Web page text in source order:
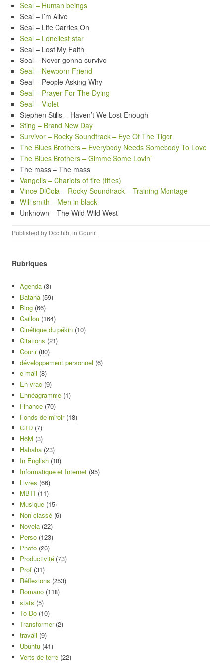
Seal – Human beings
Seal – I’m Alive
Seal – Life Carries On
Seal – Loneliest star
Seal – Lost My Faith
Seal – Never gonna survive
Seal – Newborn Friend
Seal – People Asking Why
Seal – Prayer For The Dying
Seal – Violet
Stephen Stills – Haven’t We Lost Enough
Sting – Brand New Day
Survivor – Rocky Soundtrack – Eye Of The Tiger
The Blues Brothers – Everybody Needs Somebody To Love
The Blues Brothers – Gimme Some Lovin’
The mass – The mass
Vangelis – Chariots of fire (titles)
Vince DiCola – Rocky Soundtrack – Training Montage
Will smith – Men in black
Unknown – The Wild Wild West
Published by Docthib, in Courir.
Rubriques
Agenda (3)
Batana (59)
Blog (66)
Caillou (164)
Cinétique du pékin (10)
Citations (21)
Courir(80)
développement personnel (6)
e-mail (8)
En vrac (9)
Ennéagramme (1)
Finance (70)
Fonds de miroir(18)
GTD (7)
H6M (3)
Hahaha (23)
In English (18)
Informatique et Internet (95)
Livres (66)
MBTI (11)
Musique (15)
Non classé (6)
Novela (22)
Perso (123)
Photo (26)
Productivité (73)
Prof (31)
Réflexions (253)
Romano (118)
stats (5)
To-Do (10)
Transformer(2)
travail (9)
Ubuntu (41)
Verts de terre (22)